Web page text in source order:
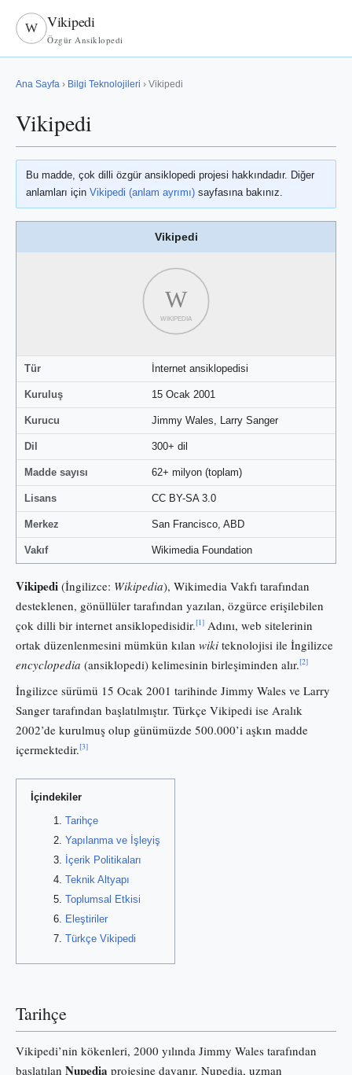
W Vikipedi
Özgür Ansiklopedi
Ana Sayfa › Bilgi Teknolojileri › Vikipedi
Vikipedi
Bu madde, çok dilli özgür ansiklopedi projesi hakkındadır. Diğer
anlamları için Vikipedi (anlam ayrımı) sayfasına bakınız.
Vikipedi
W
WIKIPEDIA
Tür İnternet ansiklopedisi
Kuruluş 15 Ocak 2001
Kurucu Jimmy Wales, Larry Sanger
Dil 300+ dil
Madde sayısı 62+ milyon (toplam)
Lisans CC BY-SA 3.0
Merkez San Francisco, ABD
Vakıf Wikimedia Foundation
Vikipedi (İngilizce: Wikipedia), Wikimedia Vakfı tarafından
desteklenen, gönüllüler tarafından yazılan, özgürce erişilebilen
çok dilli bir internet ansiklopedisidir.[1] Adını, web sitelerinin
ortak düzenlenmesini mümkün kılan wiki teknolojisi ile İngilizce
encyclopedia (ansiklopedi) kelimesinin birleşiminden alır.[2]
İngilizce sürümü 15 Ocak 2001 tarihinde Jimmy Wales ve Larry
Sanger tarafından başlatılmıştır. Türkçe Vikipedi ise Aralık
2002’de kurulmuş olup günümüzde 500.000’i aşkın madde
içermektedir.[3]
İçindekiler
Tarihçe
Yapılanma ve İşleyiş
İçerik Politikaları
Teknik Altyapı
Toplumsal Etkisi
Eleştiriler
Türkçe Vikipedi
Tarihçe
Vikipedi’nin kökenleri, 2000 yılında Jimmy Wales tarafından
başlatılan Nupedia projesine dayanır. Nupedia, uzman